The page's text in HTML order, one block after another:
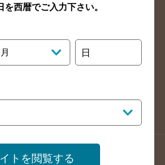
検索
福岡県のバー検索
検索
佐賀県のバー検索
内
店舗情報更新方法のご案内
を西暦でご入力下さい。
月 日
トを閲覧する